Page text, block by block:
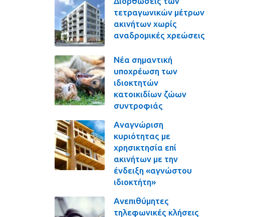
τετραγωνικών μέτρων
ακινήτων χωρίς
αναδρομικές χρεώσεις
Νέα σημαντική
υποχρέωση των
ιδιοκτητών
κατοικιδίων ζώων
συντροφιάς
Αναγνώριση
κυριότητας με
χρησικτησία επί
ακινήτων με την
ένδειξη «αγνώστου
ιδιοκτήτη»
Ανεπιθύμητες
τηλεφωνικές κλήσεις